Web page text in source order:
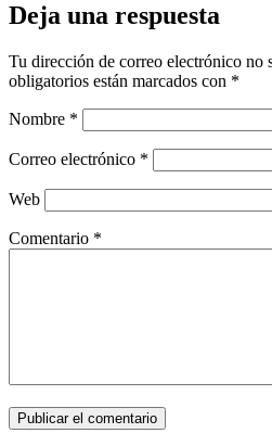
Deja una respuesta
Tu dirección de correo electrónico no
obligatorios están marcados con *
Nombre *
Correo electrónico *
Web
Comentario *